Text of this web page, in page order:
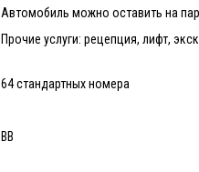
Автомобиль можно оставить на
Прочие услуги: рецепция, лифт,
64 стандартных номера
BB